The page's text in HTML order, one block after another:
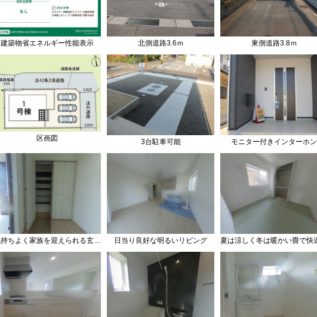
建築物省エネルギー性能表示 北側道路3.6ｍ 東側道路3.8ｍ
区画図 3台駐車可能 モニター付きインターホン
気持ちよく家族を迎えられる玄関収納付き 日当り良好な明るいリビング